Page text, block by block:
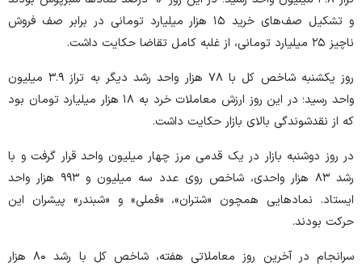
و تشکیل صف‌های خرید ۱۵ هزار میلیارد تومانی در برابر صف فروش
ناچیز ۲۵ میلیارد تومانی، از غلبه کامل تقاضا حکایت داشت.
روز یکشنبه شاخص کل با ۷۸ هزار واحد رشد دیگر به تراز ۳.۹ میلیون
واحد رسید؛ در این روز ارزش معاملات خرد به ۱۸ هزار میلیارد تومان بود
که از نقدشوندگی بالای بازار حکایت داشت.
در روز دوشنبه بازار در یک قدمی مرز چهار میلیون واحد قرار گرفت و با
رشد ۸۳ هزار واحدی، شاخص روی عدد سه میلیون و ۹۹۳ هزار واحد
ایستاد. نماد‌هایی همچون «شتران»، «فملی» و «شبندر» پیشران این
حرکت بودند.
سرانجام در آخرین روز معاملاتی هفته، شاخص کل با رشد ۸۰ هزار